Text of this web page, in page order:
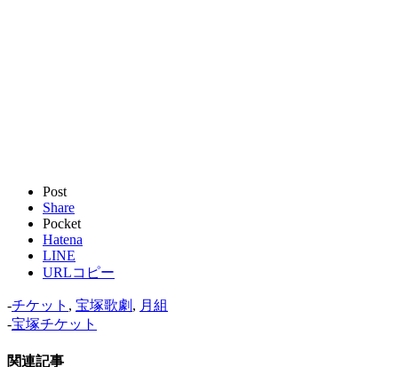
Post
Share
Pocket
Hatena
LINE
URLコピー
-チケット , 宝塚歌劇 , 月組
-宝塚チケット
関連記事